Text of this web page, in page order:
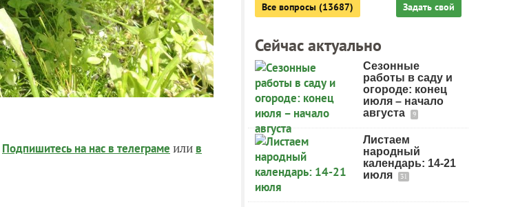
Подпишитесь на нас в телеграме или в
Все вопросы (13687) Задать свой
Сейчас актуально
Сезонные
работы в саду и
огороде: конец
июля – начало
августа
9
Листаем
народный
календарь: 14-21
июля
31